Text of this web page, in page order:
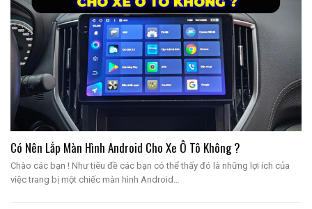
Có Nên Lắp Màn Hình Android Cho Xe Ô Tô Không ?
Chào các bạn ! Như tiêu đề các bạn có thể thấy đó là những lợi ích của
việc trang bị một chiếc màn hình Android…